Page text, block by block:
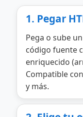
1. Pegar
Pega o sube
código fuente
enriquecido
Compatible
y más.